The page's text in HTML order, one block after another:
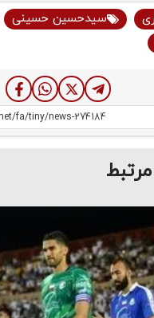
سیدحسین حسینی